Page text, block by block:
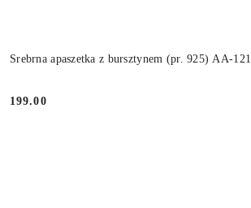
Srebrna apaszetka z bursztynem (pr. 925) AA-121
Cena:
199.00